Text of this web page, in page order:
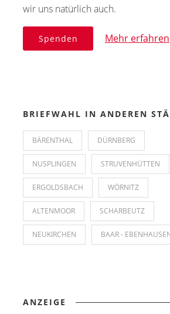
wir uns natürlich auch.
Spenden Mehr erfahren
BRIEFWAHL IN ANDEREN
BÄRENTHAL DÜRNBERG
NUSPLINGEN STRUVENHÜTTEN
ERGOLDSBACH WÖRNITZ
ALTENMOOR SCHARBEUTZ
NEUKIRCHEN BAAR -
ANZEIGE